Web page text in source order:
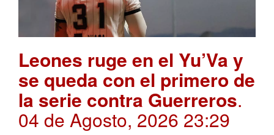
Leones ruge en el Yu’Va y
se queda con el primero de
la serie contra Guerreros.
04 de Agosto, 2026 23:29